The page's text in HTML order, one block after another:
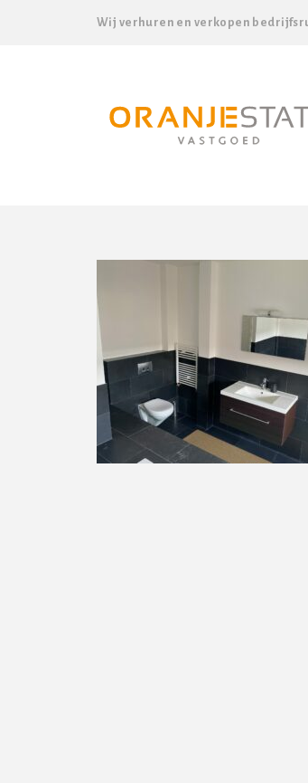
Wij verhuren en verkopen